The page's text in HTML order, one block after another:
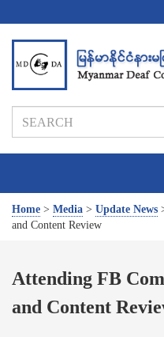
Home > Media > Update News
and Content Review
Attending FB
and Content